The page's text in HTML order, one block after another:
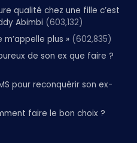
qualité chez une fille c’est
Abimbi (603,132)
m’appelle plus » (602,835)
de son ex que faire ?
pour reconquérir son ex-
faire le bon choix ?